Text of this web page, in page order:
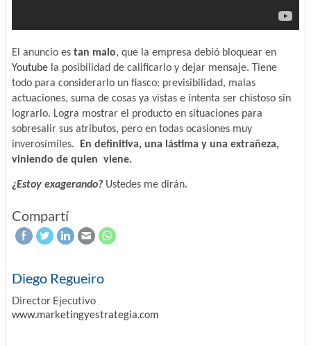
El anuncio es tan malo, que la empresa debió bloquear en
Youtubela posibilidad de calificarlo y dejar mensaje. Tiene
todo para considerarlo un fiasco: previsibilidad, malas
actuaciones, suma de cosas ya vistas e intenta ser chistoso sin
lograrlo. Logra mostrar el producto en situaciones para
sobresalir sus atributos, pero en todas ocasiones muy
inverosímiles.
En definitiva, una lástima y una extrañeza,
viniendo de quien viene.
¿Estoy exagerando?Ustedes me dirán.
Compartí
Diego Regueiro
Director Ejecutivo
www.marketingyestrategia.com